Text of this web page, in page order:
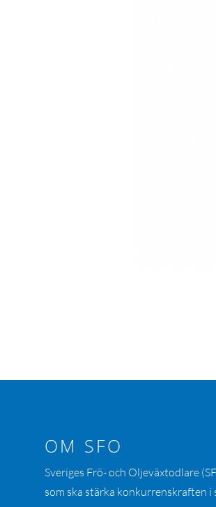
OM SFO
Sveriges Frö- och Oljeväxtodlare
som ska stärka konkurrenskraften